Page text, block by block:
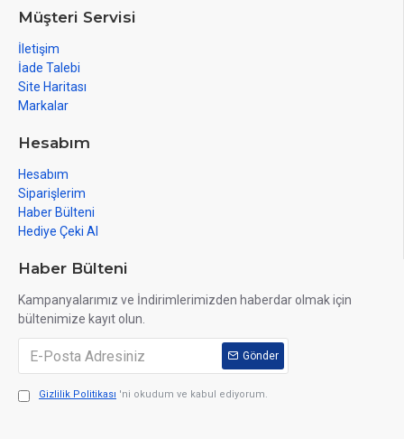
Müşteri Servisi
İletişim
İade Talebi
Site Haritası
Markalar
Hesabım
Hesabım
Siparişlerim
Haber Bülteni
Hediye Çeki Al
Haber Bülteni
Kampanyalarımız ve İndirimlerimizden haberdar olmak için
bültenimize kayıt olun.
Gönder
Gizlilik Politikası 'ni okudum ve kabul ediyorum.